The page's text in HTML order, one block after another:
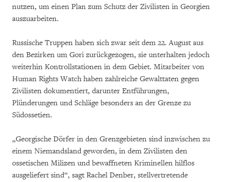
nutzen, um einen Plan zum Schutz der Zivilisten in Georgien
auszuarbeiten.
Russische Truppen haben sich zwar seit dem 22. August aus
den Bezirken um Gori zurückgezogen, sie unterhalten jedoch
weiterhin Kontrollstationen in dem Gebiet. Mitarbeiter von
Human Rights Watch haben zahlreiche Gewalttaten gegen
Zivilisten dokumentiert, darunter Entführungen,
Plünderungen und Schläge besonders an der Grenze zu
Südossetien.
„Georgische Dörfer in den Grenzgebieten sind inzwischen zu
einem Niemandsland geworden, in dem Zivilisten den
ossetischen Milizen und bewaffneten Kriminellen hilflos
ausgeliefert sind“, sagt Rachel Denber, stellvertretende